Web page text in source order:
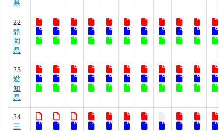
県
22
静
岡
県
23
愛
知
県
24
三